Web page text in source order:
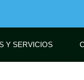
Y SERVICIOS